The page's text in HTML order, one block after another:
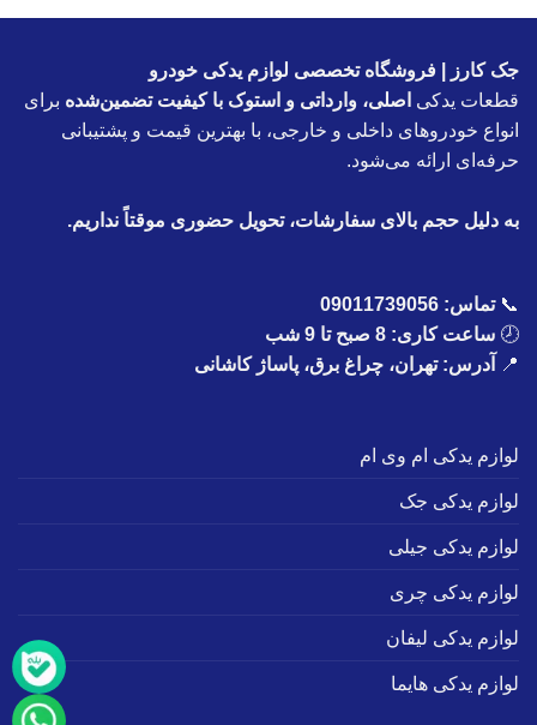
جک کارز | فروشگاه تخصصی لوازم یدکی خودرو
قطعات یدکی اصلی، وارداتی و استوک با کیفیت تضمین‌شده برای
انواع خودروهای داخلی و خارجی، با بهترین قیمت و پشتیبانی
حرفه‌ای ارائه می‌شود.
به دلیل حجم بالای سفارشات، تحویل حضوری موقتاً نداریم.
📞تماس: 09011739056
🕗 ساعت کاری: 8 صبح تا 9 شب
📍
آدرس: تهران، چراغ برق، پاساژ کاشانی
لوازم یدکی ام وی ام
لوازم یدکی جک
لوازم یدکی جیلی
لوازم یدکی چری
لوازم یدکی لیفان
لوازم یدکی هایما